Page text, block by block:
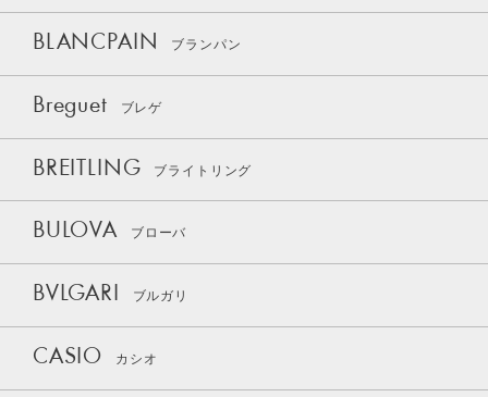
BLANCPAIN ブランパン
Breguet ブレゲ
BREITLING ブライトリング
BULOVA ブローバ
BVLGARI ブルガリ
CASIO カシオ